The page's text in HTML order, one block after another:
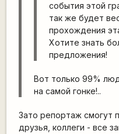
события этой
так же будет
прохождения
Хотите знать
предложения!
Вот только 99%
на самой гонке!..
Зато репортаж смогут
друзья, коллеги - все